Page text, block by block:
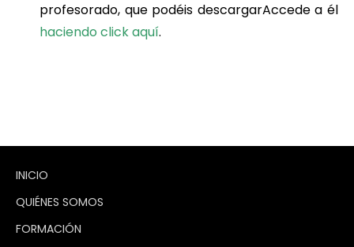
profesorado, que podéis descargarAccede a él
haciendo click aquí.
INICIO
QUIÉNES SOMOS
FORMACIÓN